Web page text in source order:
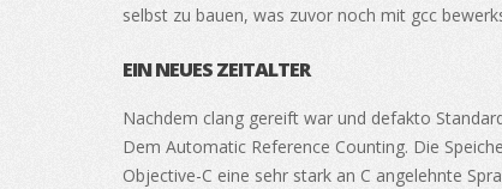
selbst zu bauen, was zuvor noch mit gcc
EIN NEUES ZEITALTER
Nachdem clang gereift war und defakto
Dem Automatic Reference Counting. Die
Objective-C eine sehr stark an C angelehnte